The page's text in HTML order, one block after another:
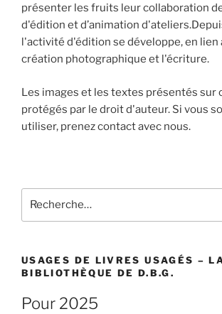
présenter les fruits leur collaboration
d'édition et d’animation
l'activité d'édition se développe, en lien
création photographique et l'écriture.
Les images et les textes présentés sur
protégés par le droit d'auteur. Si vous
utiliser, prenez contact avec nous.
pour
USAGES DE LIVRES USAGÉS –
BIBLIOTHÈQUE DE D.B.G.
Pour 2025